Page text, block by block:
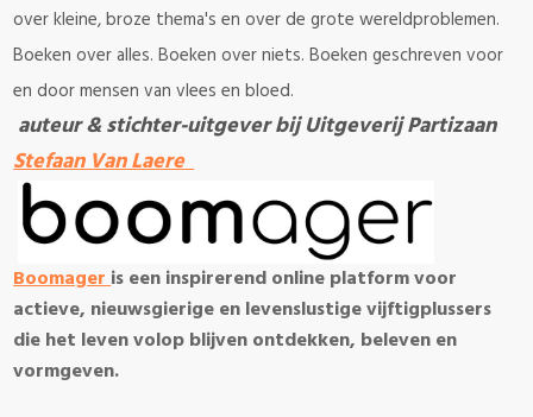
over kleine, broze thema's en over de grote wereldproblemen.
Boeken over alles. Boeken over niets. Boeken geschreven voor
en door mensen van vlees en bloed.
auteur & stichter-uitgever bij Uitgeverij Partizaan
Stefaan Van Laere
Boomageris een inspirerend online platform voor
actieve, nieuwsgierige en levenslustige vijftigplussers
die het leven volop blijven ontdekken, beleven en
vormgeven.